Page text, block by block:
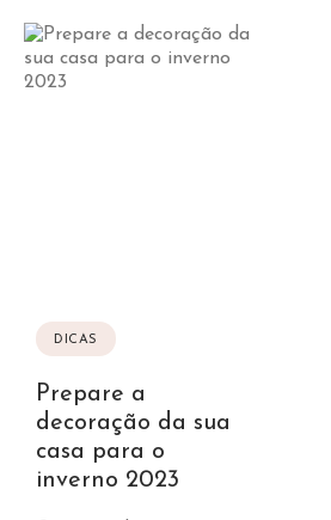
DICAS
Prepare a
decoração da sua
casa para o
inverno 2023